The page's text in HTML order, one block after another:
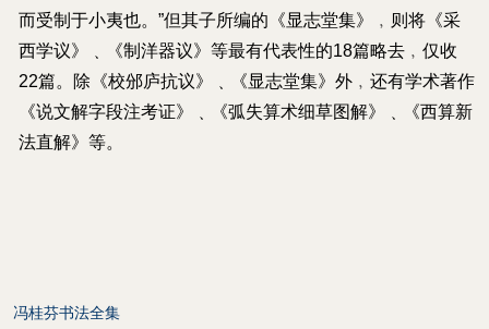
而受制于小夷也。”但其子所编的《显志堂集》﹐则将《采
西学议》﹑《制洋器议》等最有代表性的18篇略去﹐仅收
22篇。除《校邠庐抗议》﹑《显志堂集》外﹐还有学术著作
《说文解字段注考证》﹑《弧失算术细草图解》﹑《西算新
法直解》等。
冯桂芬书法全集